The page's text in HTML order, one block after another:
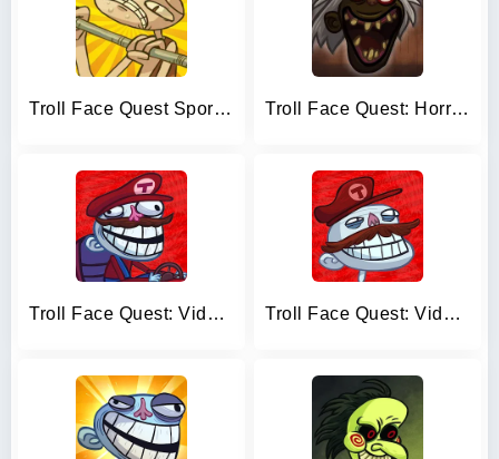
Troll Face Quest Sports Puzzle Troll Face Quest: Horror 3
Troll Face Quest: VideoGames 2 Troll Face Quest: Video Games